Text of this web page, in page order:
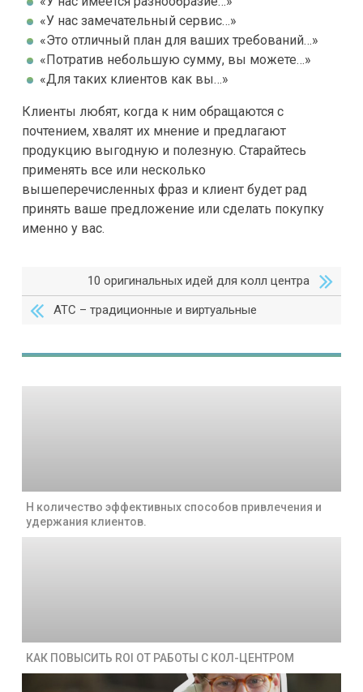
«У нас замечательный сервис…»
«Это отличный план для ваших требований…»
«Потратив небольшую сумму, вы можете…»
«Для таких клиентов как вы…»
Клиенты любят, когда к ним обращаются с
почтением, хвалят их мнение и предлагают
продукцию выгодную и полезную. Старайтесь
применять все или несколько
вышеперечисленных фраз и клиент будет рад
принять ваше предложение или сделать покупку
именно у вас.
10 оригинальных идей для колл центра
АТС – традиционные и виртуальные
Н количество эффективных способов привлечения и
удержания клиентов.
КАК ПОВЫСИТЬ ROI ОТ РАБОТЫ С КОЛ-ЦЕНТРОМ